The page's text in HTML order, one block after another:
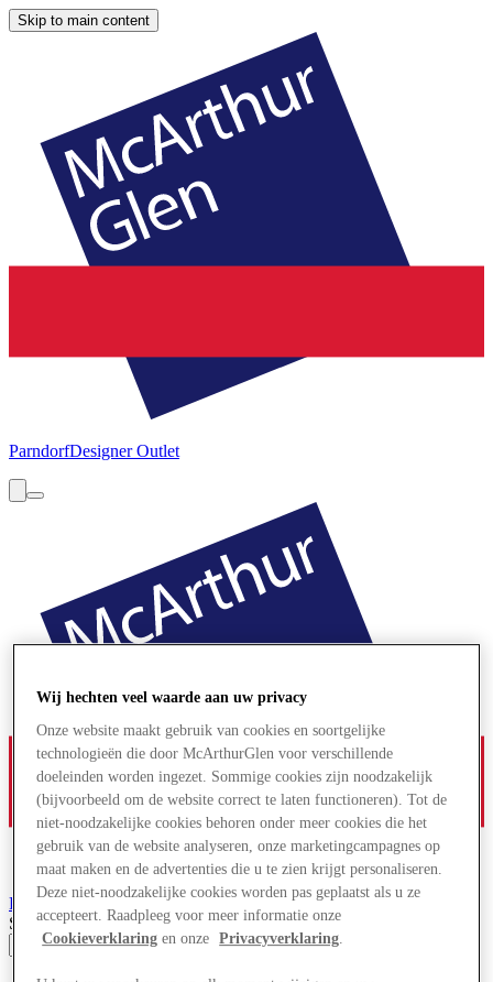
Skip to main content
ParndorfDesigner Outlet
Parndorf Designer Outlet
Search input
Wij hechten veel waarde aan uw privacy
Onze website maakt gebruik van cookies en soortgelijke
technologieën die door McArthurGlen voor verschillende
doeleinden worden ingezet. Sommige cookies zijn noodzakelijk
(bijvoorbeeld om de website correct te laten functioneren). Tot de
niet-noodzakelijke cookies behoren onder meer cookies die het
gebruik van de website analyseren, onze marketingcampagnes op
maat maken en de advertenties die u te zien krijgt personaliseren.
Deze niet-noodzakelijke cookies worden pas geplaatst als u ze
accepteert. Raadpleeg voor meer informatie onze
Cookieverklaring en onze Privacyverklaring.